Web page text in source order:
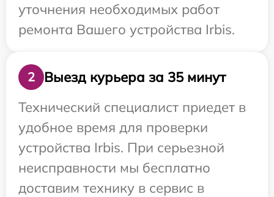
уточнения необходимых работ
ремонта Вашего устройства Irbis.
2
Выезд курьера за 35 минут
Технический специалист приедет в
удобное время для проверки
устройства Irbis. При серьезной
неисправности мы бесплатно
доставим технику в сервис в